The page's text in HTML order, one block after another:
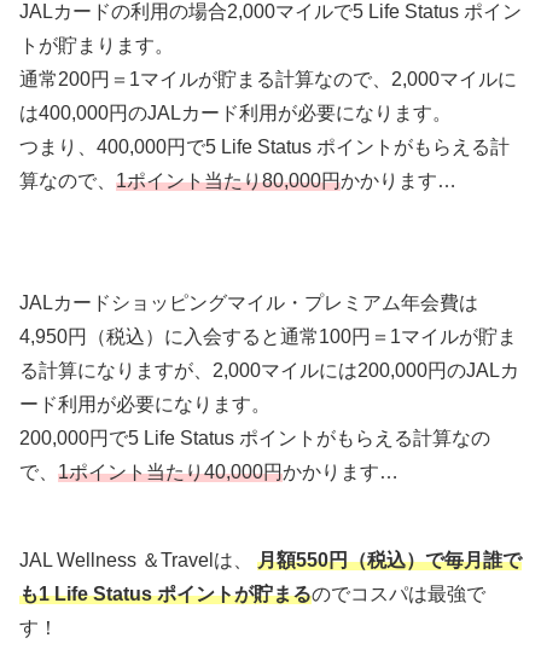
JALカードの利用の場合2,000マイルで5 Life Status ポイン
トが貯まります。
通常200円＝1マイルが貯まる計算なので、2,000マイルに
は400,000円のJALカード利用が必要になります。
つまり、400,000円で5 Life Status ポイントがもらえる計
算なので、 1ポイント当たり80,000円かかります…
JALカードショッピングマイル・プレミアム年会費は
4,950円（税込）に入会すると通常100円＝1マイルが貯ま
る計算になりますが、2,000マイルには200,000円のJALカ
ード利用が必要になります。
200,000円で5 Life Status ポイントがもらえる計算なの
で、 1ポイント当たり40,000円かかります…
JAL Wellness ＆Travelは、 月額550円（税込）で毎月誰で
も1 Life Status ポイントが貯まるのでコスパは最強で
す！